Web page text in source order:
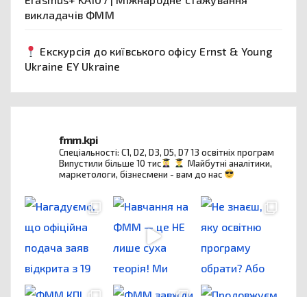
викладачів ФММ
Екскурсія до київського офісу Ernst & Young
Ukraine EY Ukraine
fmm.kpi
Спеціальності: C1, D2, D3, D5, D713 освітніх програм
Випустили більше 10 тис
Майбутні аналітики,
маркетологи, бізнесмени - вам до нас